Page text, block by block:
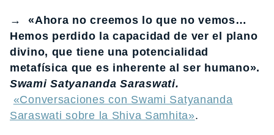
→ «Ahora no creemos lo que no vemos…
Hemos perdido la capacidad de ver el plano
divino, que tiene una potencialidad
metafísica que es inherente al ser humano».
Swami Satyananda Saraswati.
«Conversaciones con Swami Satyananda
Saraswati sobre la Shiva Samhita».